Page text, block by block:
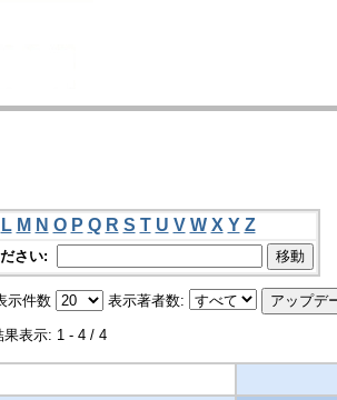
L M N O P Q R S T U V W X Y Z
さい:
示件数 表示著者数:
果表示: 1 - 4 / 4